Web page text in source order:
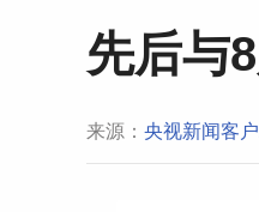
先后与
来源： 央视新闻客